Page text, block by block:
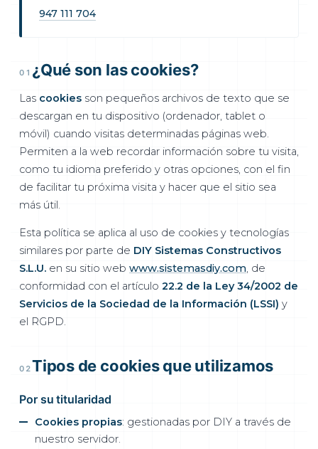
947 111 704
01 ¿Qué son las cookies?
Las cookies son pequeños archivos de texto que se
descargan en tu dispositivo (ordenador, tablet o
móvil) cuando visitas determinadas páginas web.
Permiten a la web recordar información sobre tu visita,
como tu idioma preferido y otras opciones, con el fin
de facilitar tu próxima visita y hacer que el sitio sea
más útil.
Esta política se aplica al uso de cookies y tecnologías
similares por parte de DIY Sistemas Constructivos
S.L.U. en su sitio web www.sistemasdiy.com, de
conformidad con el artículo 22.2 de la Ley 34/2002 de
Servicios de la Sociedad de la Información (LSSI) y
el RGPD.
02Tipos de cookies que utilizamos
Por su titularidad
Cookies propias: gestionadas por DIY a través de
nuestro servidor.